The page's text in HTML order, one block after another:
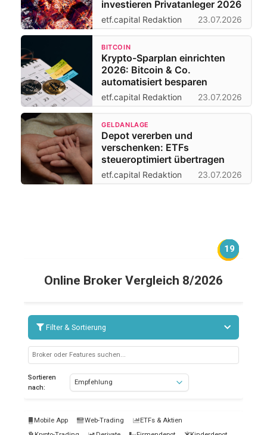
investieren Privatanleger 2026
etf.capital Redaktion 23.07.2026
BITCOIN
Krypto-Sparplan einrichten
2026: Bitcoin & Co.
automatisiert besparen
etf.capital Redaktion 23.07.2026
GELDANLAGE
Depot vererben und
verschenken: ETFs
steueroptimiert übertragen
etf.capital Redaktion 23.07.2026